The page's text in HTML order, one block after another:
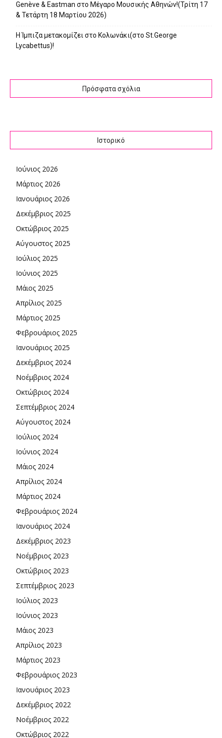
Genève & Eastman στο Μέγαρο Μουσικής Αθηνών!(Τρίτη 17
& Τετάρτη 18 Μαρτίου 2026)
Η Ίμπιζα μετακομίζει στο Κολωνάκι(στο St.George
Lycabettus)!
Πρόσφατα σχόλια
Ιστορικό
Ιούνιος 2026
Μάρτιος 2026
Ιανουάριος 2026
Δεκέμβριος 2025
Οκτώβριος 2025
Αύγουστος 2025
Ιούλιος 2025
Ιούνιος 2025
Μάιος 2025
Απρίλιος 2025
Μάρτιος 2025
Φεβρουάριος 2025
Ιανουάριος 2025
Δεκέμβριος 2024
Νοέμβριος 2024
Οκτώβριος 2024
Σεπτέμβριος 2024
Αύγουστος 2024
Ιούλιος 2024
Ιούνιος 2024
Μάιος 2024
Απρίλιος 2024
Μάρτιος 2024
Φεβρουάριος 2024
Ιανουάριος 2024
Δεκέμβριος 2023
Νοέμβριος 2023
Οκτώβριος 2023
Σεπτέμβριος 2023
Ιούλιος 2023
Ιούνιος 2023
Μάιος 2023
Απρίλιος 2023
Μάρτιος 2023
Φεβρουάριος 2023
Ιανουάριος 2023
Δεκέμβριος 2022
Νοέμβριος 2022
Οκτώβριος 2022